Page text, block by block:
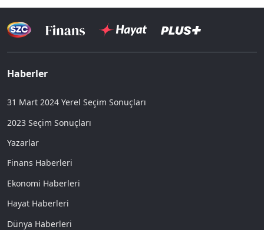
Haberler
31 Mart 2024 Yerel Seçim Sonuçları
2023 Seçim Sonuçları
Yazarlar
Finans Haberleri
Ekonomi Haberleri
Hayat Haberleri
Dünya Haberleri